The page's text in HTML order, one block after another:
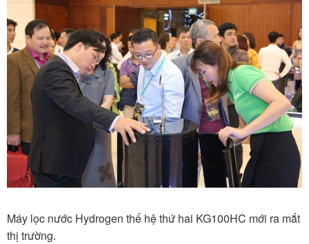
Máy lọc nước Hydrogen thế hệ thứ hai KG100HC mới ra mắt
thị trường.